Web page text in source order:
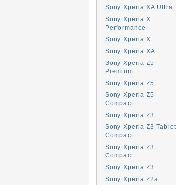
Sony Xperia XA Ultra
Sony Xperia X
Performance
Sony Xperia X
Sony Xperia XA
Sony Xperia Z5
Premium
Sony Xperia Z5
Sony Xperia Z5
Compact
Sony Xperia Z3+
Sony Xperia Z3 Tablet
Compact
Sony Xperia Z3
Compact
Sony Xperia Z3
Sony Xperia Z2a